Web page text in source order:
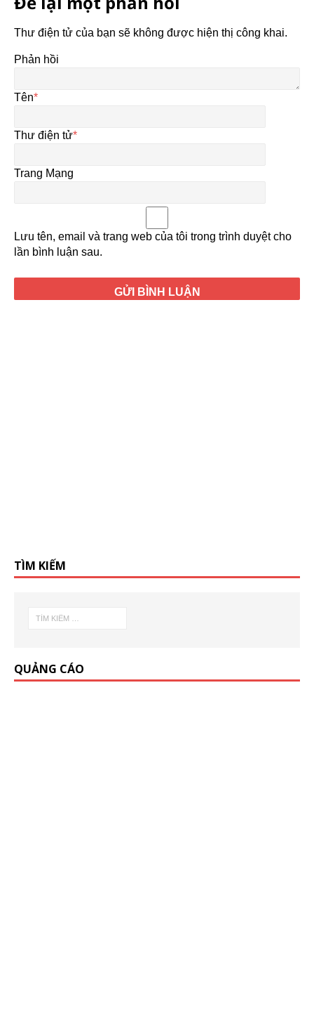
Thư điện tử của bạn sẽ không được hiện thị công khai.
Phản hồi
Tên*
Thư điện tử*
Trang Mạng
Lưu tên, email và trang web của tôi trong trình duyệt cho
lần bình luận sau.
TÌM KIẾM
QUẢNG CÁO